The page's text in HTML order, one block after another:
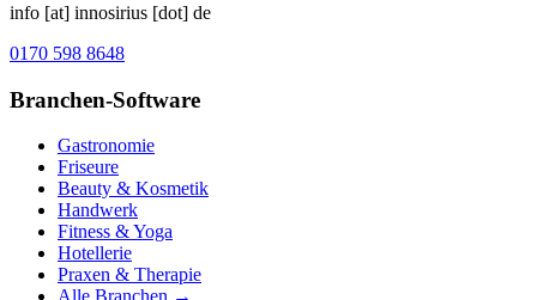
info [at] innosirius [dot] de
0170 598 8648
Branchen-Software
Gastronomie
Friseure
Beauty & Kosmetik
Handwerk
Fitness & Yoga
Hotellerie
Praxen & Therapie